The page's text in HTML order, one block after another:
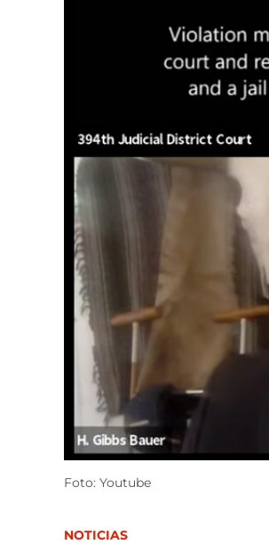
Foto: Youtube
POSTED
NOTICIAS